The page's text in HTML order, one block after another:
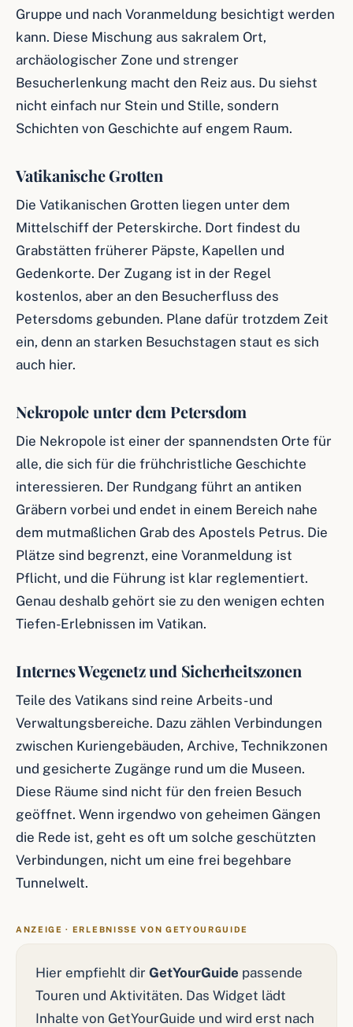
Gruppe und nach Voranmeldung besichtigt werden
kann. Diese Mischung aus sakralem Ort,
archäologischer Zone und strenger
Besucherlenkung macht den Reiz aus. Du siehst
nicht einfach nur Stein und Stille, sondern
Schichten von Geschichte auf engem Raum.
Vatikanische Grotten
Die Vatikanischen Grotten liegen unter dem
Mittelschiff der Peterskirche. Dort findest du
Grabstätten früherer Päpste, Kapellen und
Gedenkorte. Der Zugang ist in der Regel
kostenlos, aber an den Besucherfluss des
Petersdoms gebunden. Plane dafür trotzdem Zeit
ein, denn an starken Besuchstagen staut es sich
auch hier.
Nekropole unter dem Petersdom
Die Nekropole ist einer der spannendsten Orte für
alle, die sich für die frühchristliche Geschichte
interessieren. Der Rundgang führt an antiken
Gräbern vorbei und endet in einem Bereich nahe
dem mutmaßlichen Grab des Apostels Petrus. Die
Plätze sind begrenzt, eine Voranmeldung ist
Pflicht, und die Führung ist klar reglementiert.
Genau deshalb gehört sie zu den wenigen echten
Tiefen-Erlebnissen im Vatikan.
Internes Wegenetz und Sicherheitszonen
Teile des Vatikans sind reine Arbeits- und
Verwaltungsbereiche. Dazu zählen Verbindungen
zwischen Kuriengebäuden, Archive, Technikzonen
und gesicherte Zugänge rund um die Museen.
Diese Räume sind nicht für den freien Besuch
geöffnet. Wenn irgendwo von geheimen Gängen
die Rede ist, geht es oft um solche geschützten
Verbindungen, nicht um eine frei begehbare
Tunnelwelt.
ANZEIGE · ERLEBNISSE VON GETYOURGUIDE
Hier empfiehlt dir GetYourGuide passende
Touren und Aktivitäten. Das Widget lädt
Inhalte von GetYourGuide und wird erst nach